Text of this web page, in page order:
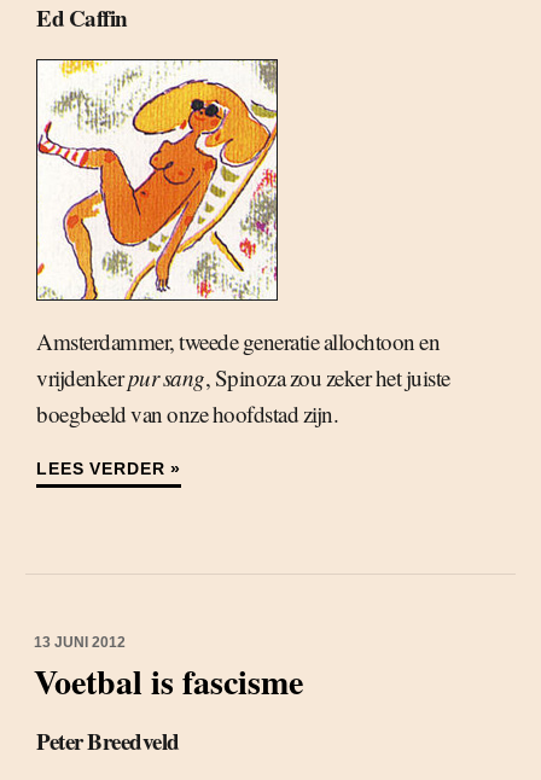
Ed Caffin
Amsterdammer, tweede generatie allochtoon en
vrijdenkerpur sang, Spinoza zou zeker het juiste
boegbeeld van onze hoofdstad zijn.
LEES VERDER »
13 JUNI 2012
Voetbal is fascisme
Peter Breedveld